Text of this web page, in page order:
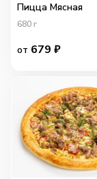
Пицца Мясная
680 г
от 679 ₽